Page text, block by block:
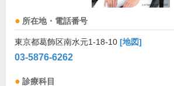
所在地・電話番号
東京都葛飾区南水元1-18-10 [地図]
03-5876-6262
診療科目